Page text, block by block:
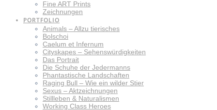
Fine ART Prints
Zeichnungen
PORTFOLIO
Animals – Allzu tierisches
Bolschoi
Caelum et Infernum
Cityskapes – Sehenswürdigkeiten
Das Portrait
Die Schuhe der Jedermanns
Phantastische Landschaften
Raging Bull – Wie ein wilder Stier
Sexus – Aktzeichnungen
Stillleben & Naturalismen
Working Class Heroes